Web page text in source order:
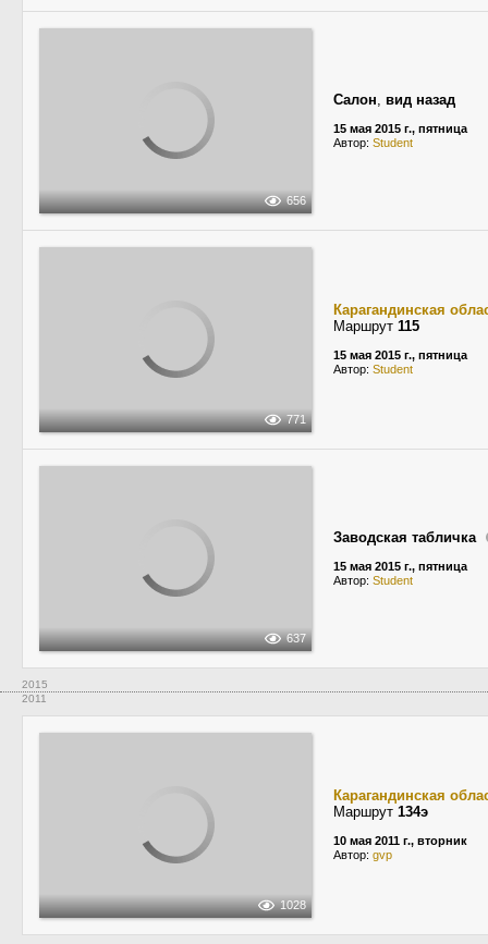
656
Салон, вид назад
15 мая 2015 г., пятница
Автор: Student
771
Карагандинская
Маршрут 115
15 мая 2015 г., пятница
Автор: Student
637
Заводская табличка
15 мая 2015 г., пятница
Автор: Student
2015
2011
1028
Карагандинская
Маршрут 134э
10 мая 2011 г., вторник
Автор: gvp